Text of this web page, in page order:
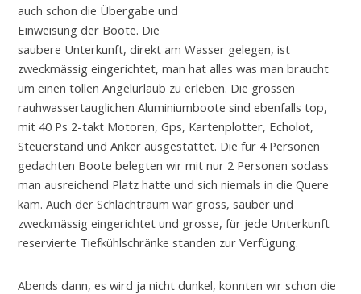
auch schon die Übergabe und
Einweisung der Boote. Die
saubere Unterkunft, direkt am Wasser gelegen, ist
zweckmässig eingerichtet, man hat alles was man braucht
um einen tollen Angelurlaub zu erleben. Die grossen
rauhwassertauglichen Aluminiumboote sind ebenfalls top,
mit 40 Ps 2-takt Motoren, Gps, Kartenplotter, Echolot,
Steuerstand und Anker ausgestattet. Die für 4 Personen
gedachten Boote belegten wir mit nur 2 Personen sodass
man ausreichend Platz hatte und sich niemals in die Quere
kam. Auch der Schlachtraum war gross, sauber und
zweckmässig eingerichtet und grosse, für jede Unterkunft
reservierte Tiefkühlschränke standen zur Verfügung.
Abends dann, es wird ja nicht dunkel, konnten wir schon die